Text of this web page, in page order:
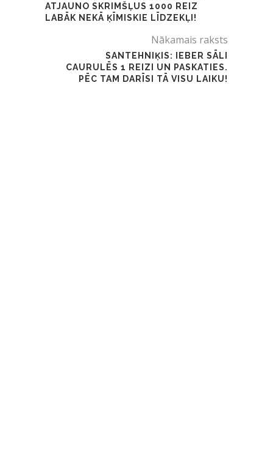
ATJAUNO SKRIMŠĻUS 1000 REIZ
LABĀK NEKĀ ĶĪMISKIE LĪDZEKĻI!
Nākamais raksts
SANTEHNIĶIS: IEBER SĀLI
CAURULĒS 1 REIZI UN PASKATIES.
PĒC TAM DARĪSI TĀ VISU LAIKU!